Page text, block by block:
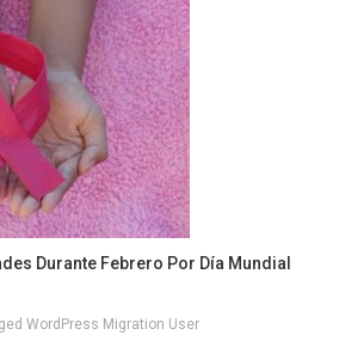
Durante Febrero Por Día Mundial
WordPress Migration User